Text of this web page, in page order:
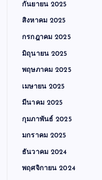
กันยายน 2025
สิงหาคม 2025
กรกฎาคม 2025
มิถุนายน 2025
พฤษภาคม 2025
เมษายน 2025
มีนาคม 2025
กุมภาพันธ์ 2025
มกราคม 2025
ธันวาคม 2024
พฤศจิกายน 2024